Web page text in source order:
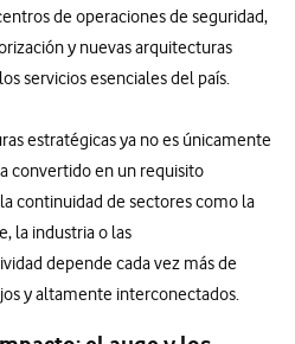
de operaciones de seguridad,
y nuevas arquitecturas
servicios esenciales del país.
estratégicas ya no es únicamente
convertido en un requisito
continuidad de sectores como la
la industria o las
depende cada vez más de
y altamente interconectados.